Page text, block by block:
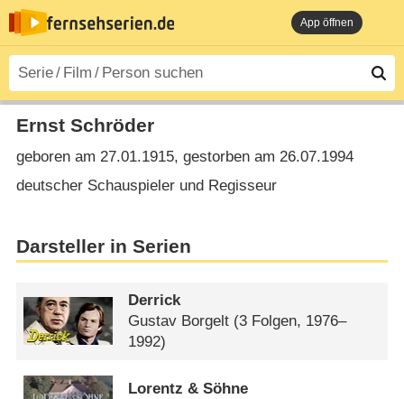
App öffnen
Ernst Schröder
geboren am 27.01.1915, gestorben am 26.07.1994
deutscher Schauspieler und Regisseur
Darsteller in Serien
Derrick
Gustav Borgelt (3 Folgen, 1976–
1992)
Lorentz & Söhne